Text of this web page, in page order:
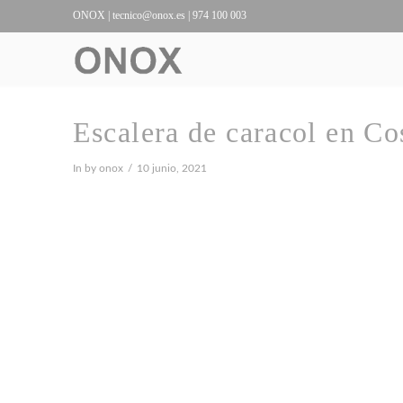
ONOX | tecnico@onox.es | 974 100 003
Escalera de caracol en
In by onox 10 junio, 2021